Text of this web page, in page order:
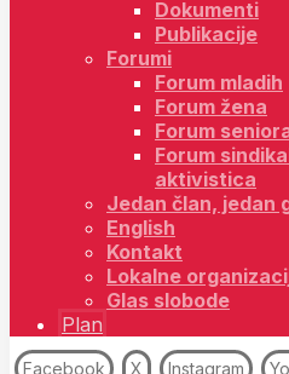
Dokumenti
Publikacije
Forumi
Forum mladih
Forum žena
Forum
Forum
aktivistica
Jedan član, jedan
English
Kontakt
Lokalne
Glas slobode
Plan
Facebook X Instagram